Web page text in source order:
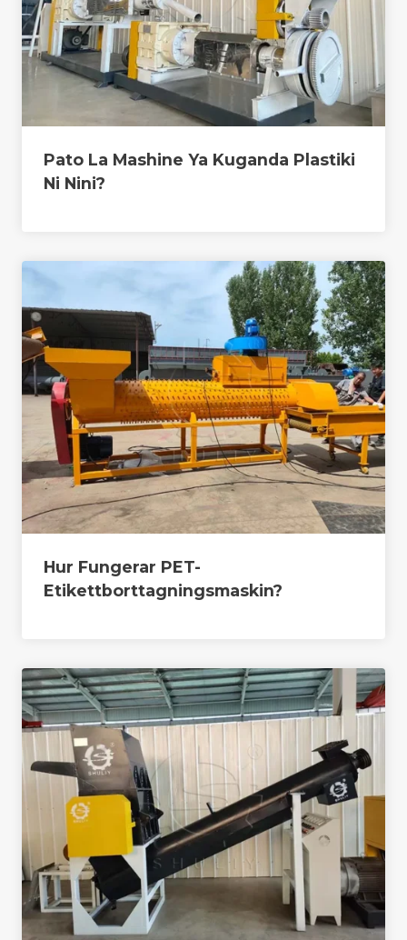
Pato La Mashine Ya Kuganda Plastiki
Ni Nini?
Hur Fungerar PET-
Etikettborttagningsmaskin?